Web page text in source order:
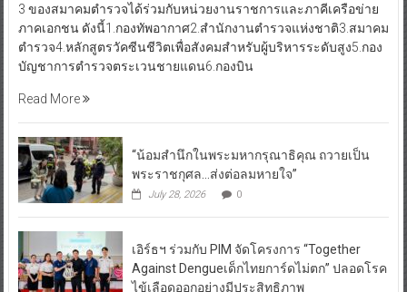
3 ของสมาคมตำรวจได้ร่วมกับหน่วยงานราชการและภาคีเครือข่าย
ภาคเอกชน ดังนี้1.กองทัพอากาศ2.สำนักงานตำรวจแห่งชาติ3.สมาคม
ตำรวจ4.หลักสูตรวัคซีนชีวิตเพื่อสังคมสำหรับผู้บริหารระดับสูง5.กอง
บัญชาการตำรวจตระเวนชายแดน6.กองบิน
Read More
“น้อมสำนึกในพระมหากรุณาธิคุณ ถวายเป็น
พระราชกุศล…ส่งต่อลมหายใจ”
July 28, 2026 0
เอิร์ธฯ ร่วมกับ PIM จัดโครงการ “Together
Against Dengueเด็กไทยการ์ดไม่ตก” ปลอดโรค
ไข้เลือดออกอย่างมีประสิทธิภาพ